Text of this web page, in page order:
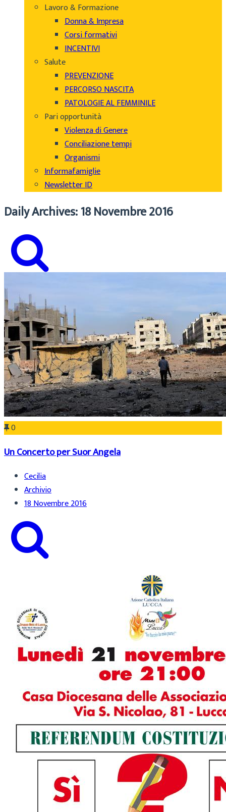
Lavoro & Formazione
Donna & Impresa
Corsi formativi
INCENTIVI
Salute
PREVENZIONE
PERCORSO NASCITA
PATOLOGIE AL FEMMINILE
Pari opportunità
Violenza di Genere
Conciliazione tempi
Organismi
Informafamiglie
Newsletter ID
Daily Archives: 18 Novembre 2016
0
Un Concerto per Suor Angela
Cecilia
Archivio
18 Novembre 2016